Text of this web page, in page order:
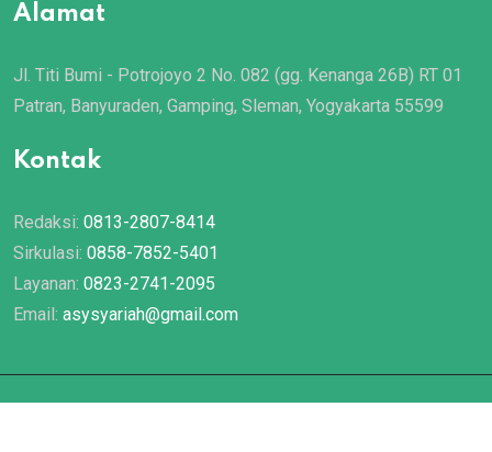
Alamat
Jl. Titi Bumi - Potrojoyo 2 No. 082 (gg. Kenanga 26B) RT 01
Patran, Banyuraden, Gamping, Sleman, Yogyakarta 55599
Kontak
Redaksi: 0813-2807-8414
Sirkulasi: 0858-7852-5401
Layanan: 0823-2741-2095
Email: asysyariah@gmail.com